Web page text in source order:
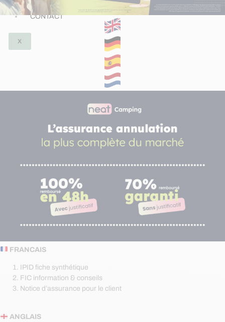
ACTUALITÉS
CONTACT
X
FRANCAIS
IPID fiche synthétique
FIC information & conseils
Notice d’assurance pour le client
ANGLAIS